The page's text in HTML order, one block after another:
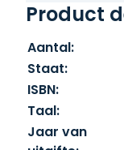
binnen
behandelt
tussen privé
en
deze binnen
Product
Aantal:
Staat:
ISBN:
Taal:
Jaar van